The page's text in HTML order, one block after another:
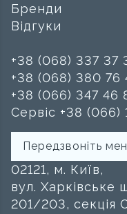
Бренди
Відгуки
+38 (068) 337 37
+38 (068) 380 76
+38 (066) 347 46
Сервіс +38 (066)
Передзвоніть
02121, м. Київ,
вул. Харківське
201/203, секція